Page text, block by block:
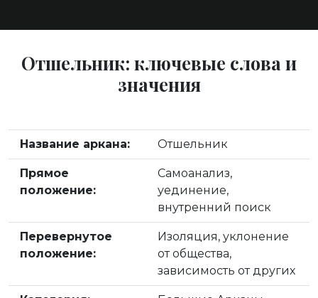
Отшельник: ключевые слова и
значения
Название аркана: Отшельник
Прямое
положение:
Самоанализ,
уединение,
внутренний поиск
Перевернутое
положение:
Изоляция, уклонение
от общества,
зависимость от других